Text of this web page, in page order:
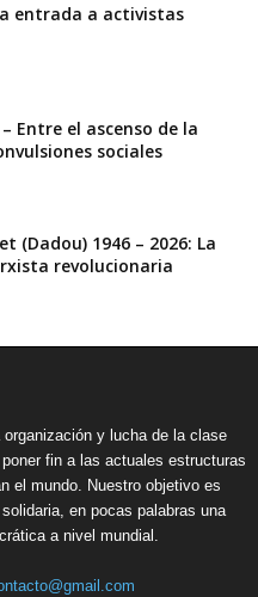
entrada a activistas
Entre el ascenso de la
sociales
(Dadou) 1946 – 2026: La
revolucionaria
y lucha de la clase
fin a las actuales estructuras
el mundo. Nuestro objetivo es
en pocas palabras una
a nivel mundial.